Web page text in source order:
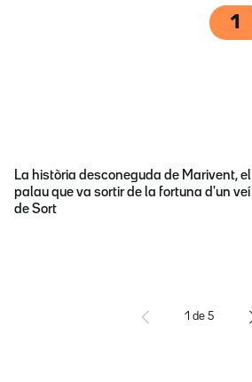
1
La història desconeguda de Marivent, el
palau que va sortir de la fortuna d'un veí
de Sort
1 de 5